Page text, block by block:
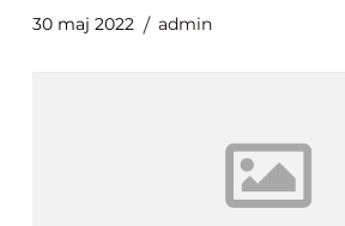
30 maj 2022 admin